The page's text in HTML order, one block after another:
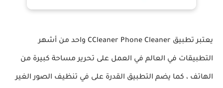
يعتبر تطبيق CCleaner Phone Cleaner واحد من أشهر
التطبيقات في العالم في العمل على تحرير مساحة كبيرة من
الهاتف ، كما يضم التطبيق القدرة على في تنظيف الصور الغير